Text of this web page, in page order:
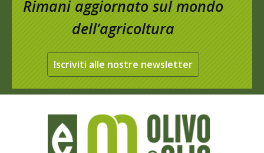
Rimani aggiornato sul mondo
dell’agricoltura
Iscriviti alle nostre newsletter